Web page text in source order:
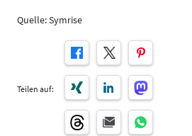
Quelle: Symrise
Teilen auf: